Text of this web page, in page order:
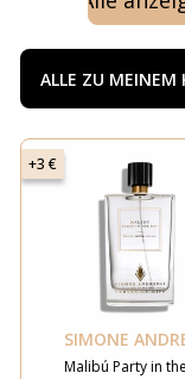
ALLE ZU MEINEM
+3 €
SIMONE
Malibú Party in